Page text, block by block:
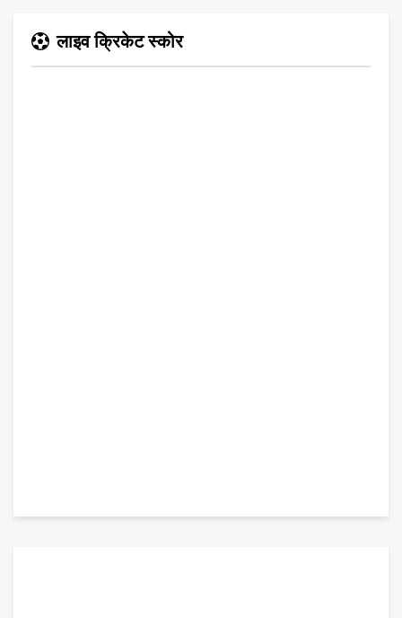
लाइव क्रिकेट स्कोर